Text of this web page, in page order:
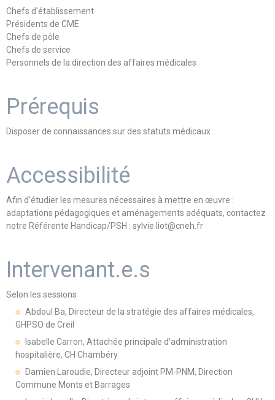
Chefs d'établissement
Présidents de CME
Chefs de pôle
Chefs de service
Personnels de la direction des affaires médicales
Prérequis
Disposer de connaissances sur des statuts médicaux
Accessibilité
Afin d’étudier les mesures nécessaires à mettre en œuvre :
adaptations pédagogiques et aménagements adéquats, contactez
notre Référente Handicap/PSH : sylvie.liot@cneh.fr
Intervenant.e.s
Selon les sessions
Abdoul Ba, Directeur de la stratégie des affaires médicales,
GHPSO de Creil
Isabelle Carron, Attachée principale d'administration
hospitalière, CH Chambéry
Damien Laroudie, Directeur adjoint PM-PNM, Direction
Commune Monts et Barrages